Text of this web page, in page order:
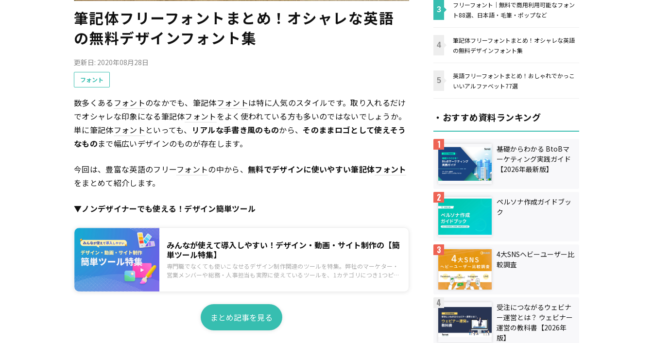
筆記体フリーフォントまとめ！オシャレな英語
の無料デザインフォント集
更新日: 2020年08月28日
フォント
数多くある フォントのなかでも、筆記体フォントは特に人気のスタイルです。取り入れるだけ
でオシャレな印象になる筆記体フォントをよく使われている方も多いのではないでしょうか。
単に筆記体フォント といっても、 リアルな手書き風のものから、 そのままロゴとして使えそう
なものまで幅広いデザインのものが存在します。
今回は、豊富な英語のフリーフォントの中から、無料でデザインに使いやすい筆記体フォント
をまとめて紹介します。
▼ノンデザイナーでも使える！デザイン簡単ツール
みんなが使えて導入しやすい！デザイン・動画・サイト制作の【簡
単ツール特集】
専門職でなくても使いこなせるデザイン制作関連のツールを特集。弊社のマーケター・
営業メンバーや総務・人事担当も実際に使えているツールを、1カテゴリにつき1つピッ
まとめ記事を見る
フリーフォント｜無料で商用利用可能なフォン
ト88選、日本語・毛筆・ポップなど
筆記体フリーフォントまとめ！オシャレな英語
の無料デザインフォント集
英語フリーフォントまとめ！おしゃれでかっこ
いいアルファベット77選
・おすすめ資料ランキング
基礎からわかる BtoBマ
ーケティング実践ガイド
【2026年最新版】
ペルソナ作成ガイドブッ
ク
4大SNSヘビーユーザー比
較調査
受注につながるウェビナ
ー運営とは？ ウェビナー
運営の教科書【2026年
版】